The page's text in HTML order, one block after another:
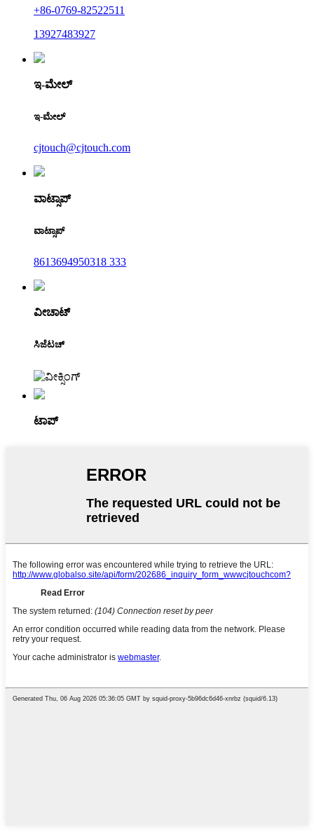
+86-0769-82522511
13927483927
ಇ-ಮೇಲ್
ಇ-ಮೇಲ್
cjtouch@cjtouch.com
ವಾಟ್ಸಾಪ್
ವಾಟ್ಸಾಪ್
8613694950318 333
ವೀಚಾಟ್
ಸಿಜೆಟಚ್
ಟಾಪ್